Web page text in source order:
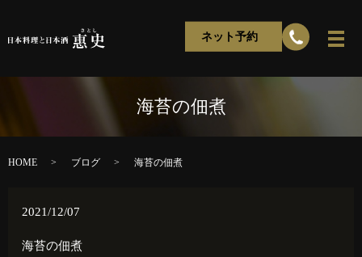
ネット予約
海苔の佃煮
HOME ブログ 海苔の佃煮
2021/12/07
海苔の佃煮